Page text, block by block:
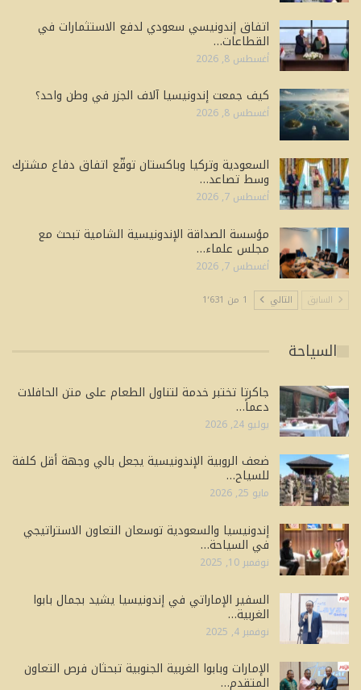
اتفاق إندونيسي سعودي لدفع الاستثمارات في
القطاعات…
أغسطس 8, 2026
كيف جمعت إندونيسيا آلاف الجزر في وطن واحد؟
أغسطس 8, 2026
السعودية وتركيا وباكستان توقّع اتفاق دفاع مشترك
وسط تصاعد…
أغسطس 7, 2026
مؤسسة الصداقة الإندونيسية الشامية تبحث مع
مجلس علماء…
أغسطس 7, 2026
السابق التالي 1 من 1٬631
السياحة
جاكرتا تختبر خدمة لتناول الطعام على متن الحافلات
دعماً…
يوليو 24, 2026
ضعف الروبية الإندونيسية يجعل بالي وجهة أقل كلفة
للسياح…
مايو 25, 2026
إندونيسيا والسعودية توسعان التعاون الاستراتيجي
في السياحة…
نوفمبر 10, 2025
السفير الإماراتي في إندونيسيا يشيد بجمال بابوا
الغربية…
نوفمبر 4, 2025
الإمارات وبابوا الغربية الجنوبية تبحثان فرص التعاون
المتقدم…